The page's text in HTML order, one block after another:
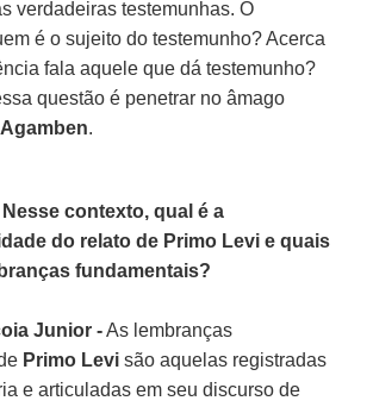
verdadeiras testemunhas. O
é o sujeito do testemunho? Acerca
fala aquele que dá testemunho?
questão é penetrar no âmago
Agamben.
Nesse contexto, qual é a
do relato de Primo Levi e quais
fundamentais?
Junior -As lembranças
Primo Levi são aquelas registradas
e articuladas em seu discurso de